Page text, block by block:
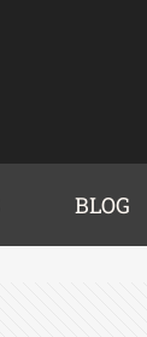
BLOG